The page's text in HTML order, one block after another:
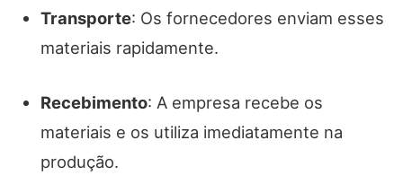
Transporte: Os fornecedores enviam esses
materiais rapidamente.
Recebimento: A empresa recebe os
materiais e os utiliza imediatamente na
produção.